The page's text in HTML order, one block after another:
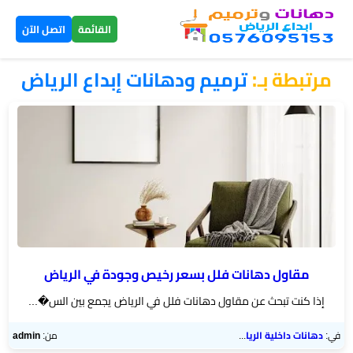
القائمة اتصل الآن ×
الرئيسية
تركيب
بديل
مرتبطة بـ:ترميم ودهانات إبداع الرياض
مقاول دهانات فلل بسعر رخيص وجودة في الرياض
إذا كنت تبحث عن مقاول دهانات فلل في الرياض يجمع بين الس�...
في:دهانات داخلية الرياض من:admin